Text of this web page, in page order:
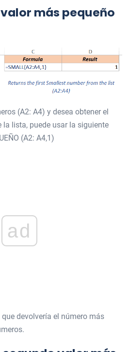
más pequeño
(A2: A4) y desea obtener el
la lista, puede usar la siguiente
(A2: A4,1)
ad
devolvería el número más